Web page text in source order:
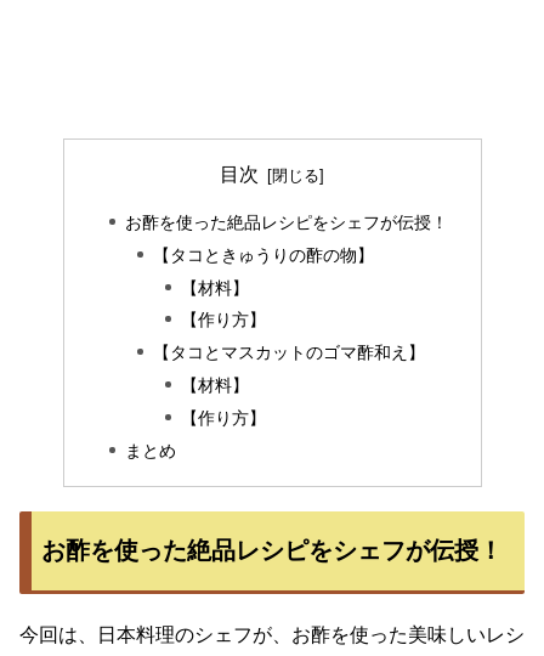
目次
お酢を使った絶品レシピをシェフが伝授！
【タコときゅうりの酢の物】
【材料】
【作り方】
【タコとマスカットのゴマ酢和え】
【材料】
【作り方】
まとめ
お酢を使った絶品レシピをシェフが伝授！
今回は、日本料理のシェフが、お酢を使った美味しいレシ